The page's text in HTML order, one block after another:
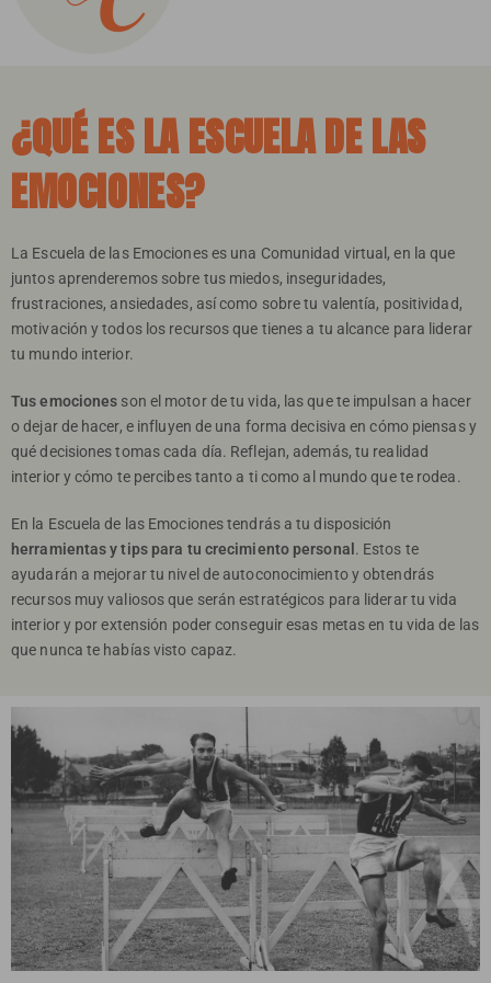
¿QUÉ ES LA ESCUELA DE LAS
EMOCIONES?
La Escuela de las Emociones es una Comunidad virtual, en la que
juntos aprenderemos sobre tus miedos, inseguridades,
frustraciones, ansiedades, así como sobre tu valentía, positividad,
motivación y todos los recursos que tienes a tu alcance para liderar
tu mundo interior.
Tus emociones son el motor de tu vida, las que te impulsan a hacer
o dejar de hacer, e influyen de una forma decisiva en cómo piensas y
qué decisiones tomas cada día. Reflejan, además, tu realidad
interior y cómo te percibes tanto a ti como al mundo que te rodea.
En la Escuela de las Emociones tendrás a tu disposición
herramientas y tips para tu crecimiento personal. Estos te
ayudarán a mejorar tu nivel de autoconocimiento y obtendrás
recursos muy valiosos que serán estratégicos para liderar tu vida
interior y por extensión poder conseguir esas metas en tu vida de las
que nunca te habías visto capaz.